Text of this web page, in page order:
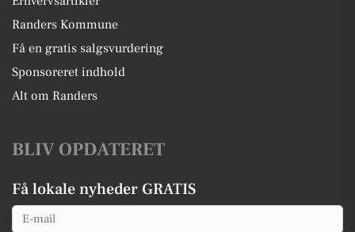
Randers Kommune
Få en gratis salgsvurdering
Sponsoreret indhold
Alt om Randers
BLIV OPDATERET
Få lokale nyheder GRATIS
Email